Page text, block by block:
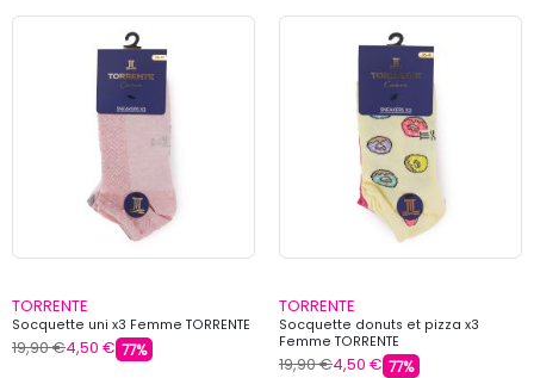
TORRENTE
Socquette uni x3 Femme TORRENTE
19,90 €4,50 € 77%
TORRENTE
Socquette donuts et pizza x3
Femme TORRENTE
19,90 €4,50 € 77%